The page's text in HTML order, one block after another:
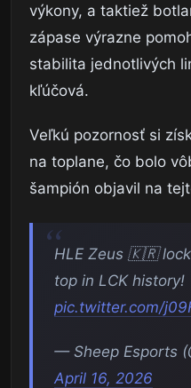
výkony, a taktiež
zápase výrazne
stabilita jednotlivých
kľúčová.
Veľkú pozornosť si
na toplane, čo bolo
šampión objavil na
HLE Zeus 🇰🇷
top in LCK history!
pic.twitter.com/
— Sheep Esports
April 16, 2026